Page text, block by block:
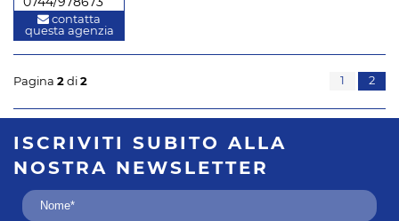
0744/978673
contatta
questa agenzia
Pagina 2 di 2 1 2
ISCRIVITI SUBITO ALLA
NOSTRA
NEWSLETTER